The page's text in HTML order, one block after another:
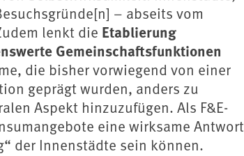
– abseits vom
lenkt die Etablierung
Gemeinschaftsfunktionen
die bisher vorwiegend von einer
geprägt wurden, anders zu
Aspekt hinzuzufügen. Als F&E-
eine wirksame Antwort
der Innenstädte sein können.